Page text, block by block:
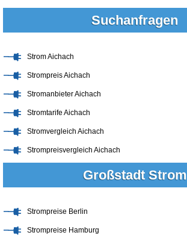
Suchanfragen
Strom Aichach
Strompreis Aichach
Stromanbieter Aichach
Stromtarife Aichach
Stromvergleich Aichach
Strompreisvergleich Aichach
Großstadt Strom
Strompreise Berlin
Strompreise Hamburg